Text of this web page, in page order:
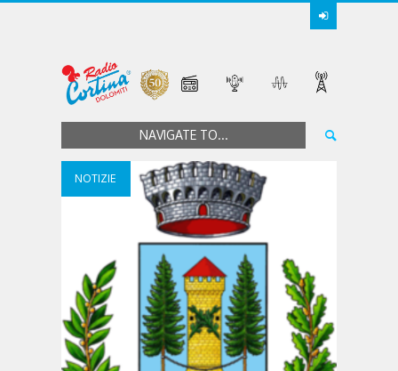
NAVIGATE TO...
NOTIZIE